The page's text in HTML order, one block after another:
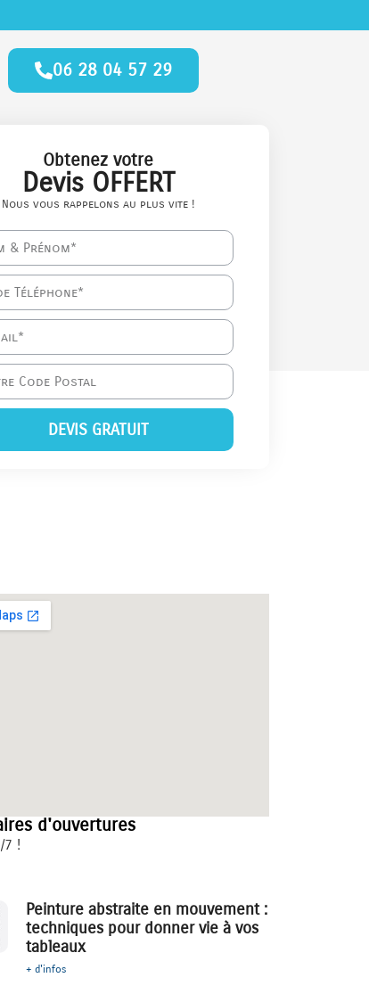
06 28 04 57 29
Obtenez votre
Devis OFFERT
Nous vous rappelons au plus vite !
DEVIS GRATUIT
d'ouvertures
7 !
Peinture abstraite en mouvement :
techniques pour donner vie à vos
tableaux
+ d'infos